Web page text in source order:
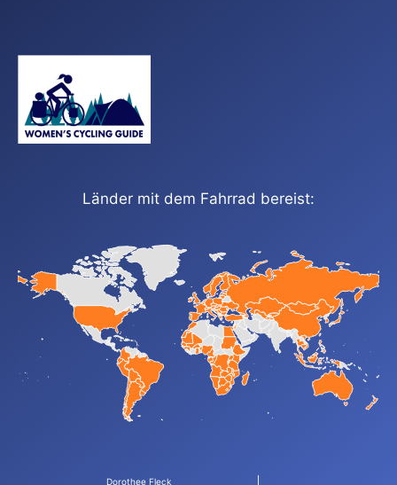
Länder mit dem Fahrrad bereist:
Dorothee Fleck